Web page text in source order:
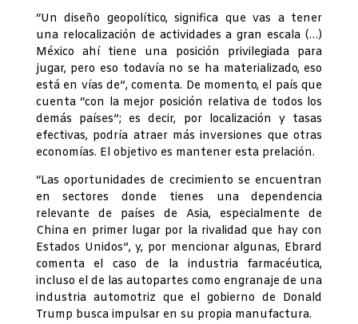
“Un diseño geopolítico, significa que vas a tener
una relocalización de actividades a gran escala (…)
México ahí tiene una posición privilegiada para
jugar, pero eso todavía no se ha materializado, eso
está en vías de”, comenta. De momento, el país que
cuenta “con la mejor posición relativa de todos los
demás países”; es decir, por localización y tasas
efectivas, podría atraer más inversiones que otras
economías. El objetivo es mantener esta prelación.
“Las oportunidades de crecimiento se encuentran
en sectores donde tienes una dependencia
relevante de países de Asia, especialmente de
China en primer lugar por la rivalidad que hay con
Estados Unidos”, y, por mencionar algunas, Ebrard
comenta el caso de la industria farmacéutica,
incluso el de las autopartes como engranaje de una
industria automotriz que el gobierno de Donald
Trump busca impulsar en su propia manufactura.